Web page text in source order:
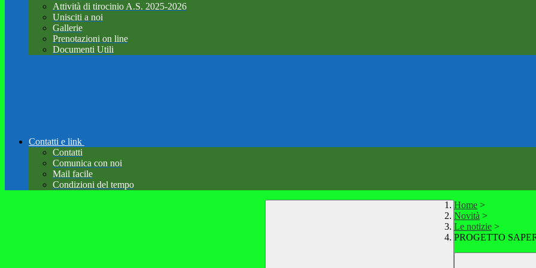
Attività di tirocinio A.S. 2025-2026
Unisciti a noi
Gallerie
Prenotazioni on line
Documenti Utili
Contatti e link
Contatti
Comunica con noi
Mail facile
Condizioni del tempo
Home >
Novità >
Le notizie >
PROGETTO